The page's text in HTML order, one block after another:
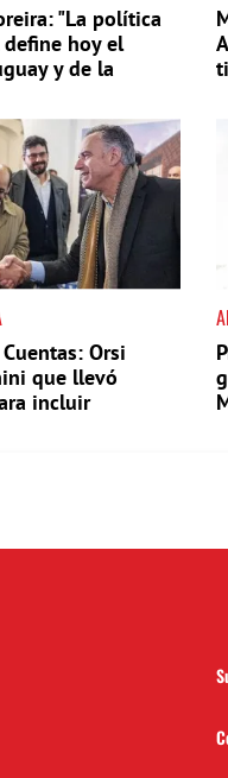
"La política
hoy el
y de la
Orsi
que llevó
incluir